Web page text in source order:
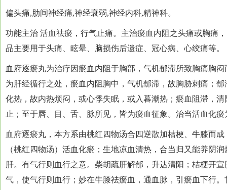
偏头痛,肋间神经痛,神经衰弱,神经内科,精神科。
功能主治 活血祛瘀，行气止痛。主治瘀血内阻之头痛或胸痛
品主要用于头痛、眩晕、脑损伤后遗症、冠心病、心绞痛等。
血府逐瘀丸为治疗因瘀血内阻于胸部，气机郁滞所致胸痛胸
为肝经循行之处，瘀血内阻胸中，气机郁滞，故胸胁刺痛；
化热，故内热烦闷，或心悸失眠，或入暮潮热；瘀血阻滞，
止；至于唇、目、舌、脉所见，皆为瘀血征象。治当活血化
血府逐瘀丸，本方系由桃红四物汤合四逆散加桔梗、牛膝而
（桃红四物汤）活血化瘀；生地凉血清热，合当归又能养阴
肝。有气行则血行之意。柴胡疏肝解郁，升达清阳；桔梗开
气，使气行则血行；妙在牛膝祛瘀血，通血脉，引瘀血下行